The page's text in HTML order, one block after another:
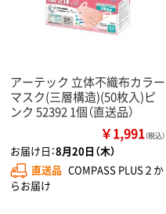
アーテック 立体不織布カラー
マスク(三層構造)(50枚入)ピ
ンク 52392 1個（直送品）
￥1,991（税込）
お届け日：8月20日（木）
直送品 COMPASS PLUS２か
らお届け